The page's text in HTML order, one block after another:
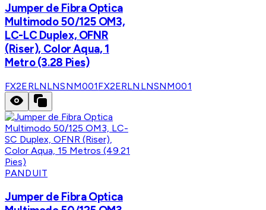
Jumper de Fibra Optica
Multimodo 50/125 OM3,
LC-LC Duplex, OFNR
(Riser), Color Aqua, 1
Metro (3.28 Pies)
FX2ERLNLNSNM001FX2ERLNLNSNM001
PANDUIT
Jumper de Fibra Optica